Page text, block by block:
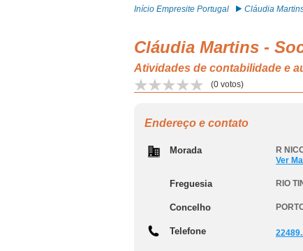
Início Empresite Portugal Cláudia
Cláudia Martins -
Atividades de contabilidade e
(0 votos)
Endereço e contato
Morada R
Ver
Freguesia RIO
Concelho
Telefone